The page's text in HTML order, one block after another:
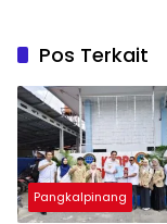
Pos Terkait
Pangkalpinang